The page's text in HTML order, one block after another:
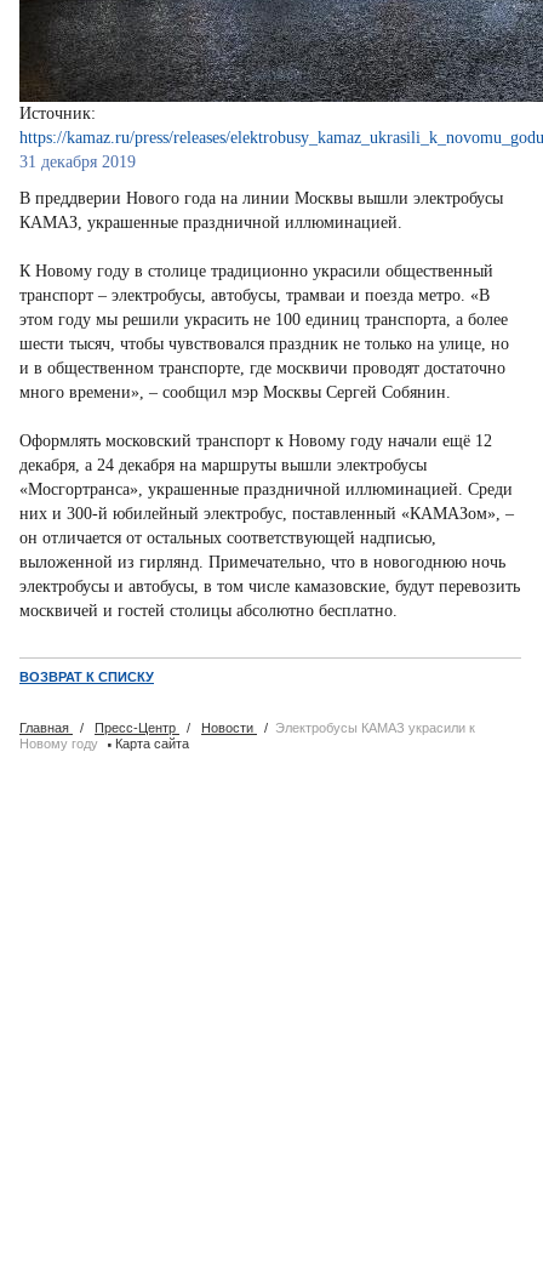
Источник:
https://kamaz.ru/press/releases/
31 декабря 2019
В преддверии Нового года на линии Москвы вышли электробусы
КАМАЗ, украшенные праздничной иллюминацией.
К Новому году в столице традиционно украсили общественный
транспорт – электробусы, автобусы, трамваи и поезда метро. «В
этом году мы решили украсить не 100 единиц транспорта, а более
шести тысяч, чтобы чувствовался праздник не только на улице, но
и в общественном транспорте, где москвичи проводят достаточно
много времени», – сообщил мэр Москвы Сергей Собянин.
Оформлять московский транспорт к Новому году начали ещё 12
декабря, а 24 декабря на маршруты вышли электробусы
«Мосгортранса», украшенные праздничной иллюминацией. Среди
них и 300-й юбилейный электробус, поставленный «КАМАЗом», –
он отличается от остальных соответствующей надписью,
выложенной из гирлянд. Примечательно, что в новогоднюю ночь
электробусы и автобусы, в том числе камазовские, будут перевозить
москвичей и гостей столицы абсолютно бесплатно.
ВОЗВРАТ К СПИСКУ
Главная / Пресс-Центр / Новости / Электробусы КАМАЗ украсили к
Новому году ·Карта сайта